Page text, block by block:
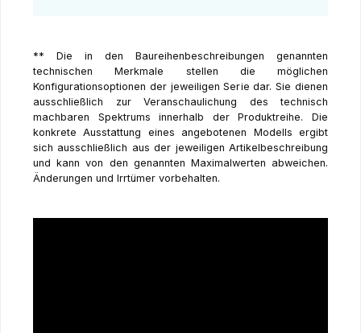
** Die in den Baureihenbeschreibungen genannten
technischen Merkmale stellen die möglichen
Konfigurationsoptionen der jeweiligen Serie dar. Sie dienen
ausschließlich zur Veranschaulichung des technisch
machbaren Spektrums innerhalb der Produktreihe. Die
konkrete Ausstattung eines angebotenen Modells ergibt
sich ausschließlich aus der jeweiligen Artikelbeschreibung
und kann von den genannten Maximalwerten abweichen.
Änderungen und Irrtümer vorbehalten.